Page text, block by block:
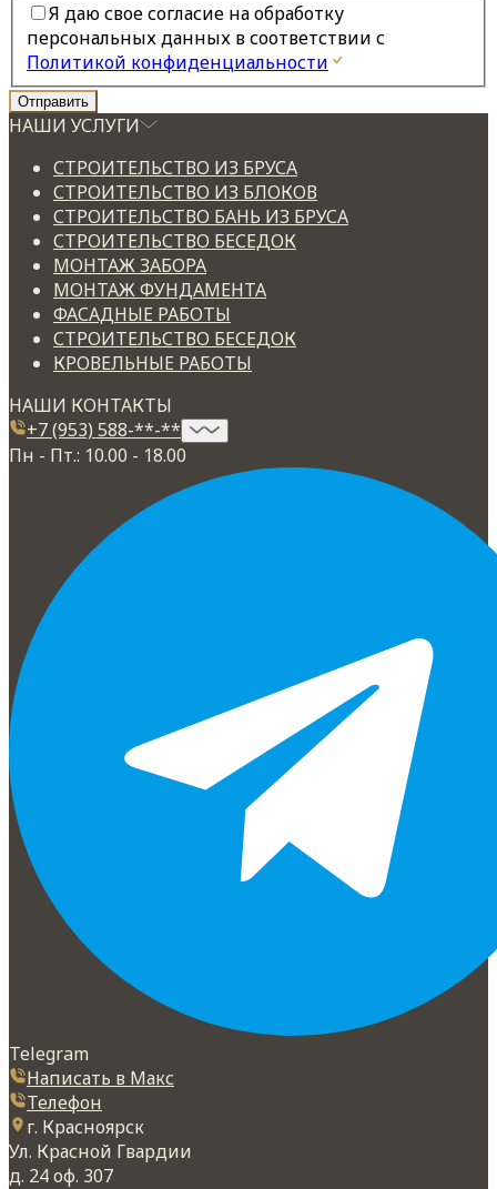
Я даю свое согласие на обработку
персональных данных в соответствии с
Политикой конфиденциальности
НАШИ УСЛУГИ
СТРОИТЕЛЬСТВО ИЗ БРУСА
СТРОИТЕЛЬСТВО ИЗ БЛОКОВ
СТРОИТЕЛЬСТВО БАНЬ ИЗ БРУСА
СТРОИТЕЛЬСТВО БЕСЕДОК
МОНТАЖ ЗАБОРА
МОНТАЖ ФУНДАМЕНТА
ФАСАДНЫЕ РАБОТЫ
СТРОИТЕЛЬСТВО БЕСЕДОК
КРОВЕЛЬНЫЕ РАБОТЫ
НАШИ КОНТАКТЫ
+7 (953) 588-**-**
Пн - Пт.: 10.00 - 18.00
Telegram
Написать в Макс
Телефон
г. Красноярск
Ул. Красной Гвардии
д. 24 оф. 307